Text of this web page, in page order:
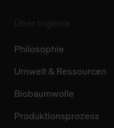
Philosophie
Umwelt & Ressourcen
Biobaumwolle
Produktionsprozess